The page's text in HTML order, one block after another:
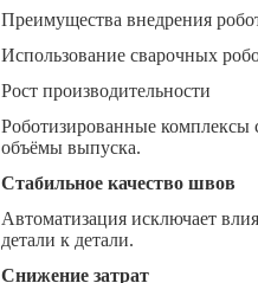
Преимущества внедрения
Использование сварочных
Рост производительности
Роботизированные комплексы
объёмы выпуска.
Стабильное качество швов
Автоматизация исключает
детали к детали.
Снижение затрат